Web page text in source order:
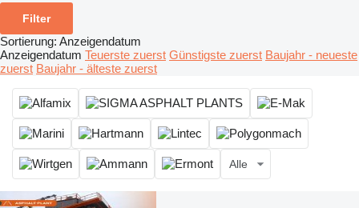
Filter
Sortierung: Anzeigendatum
Anzeigendatum Teuerste zuerst Günstigste zuerst Baujahr - neueste
zuerst Baujahr - älteste zuerst
Alle